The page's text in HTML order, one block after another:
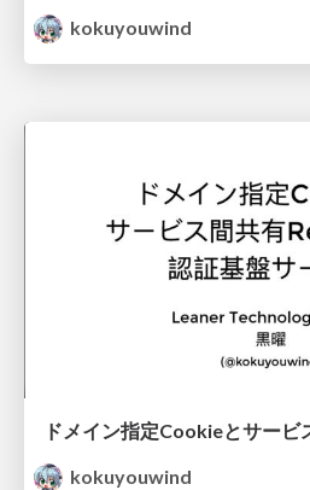
kokuyouwind
kokuyouwind